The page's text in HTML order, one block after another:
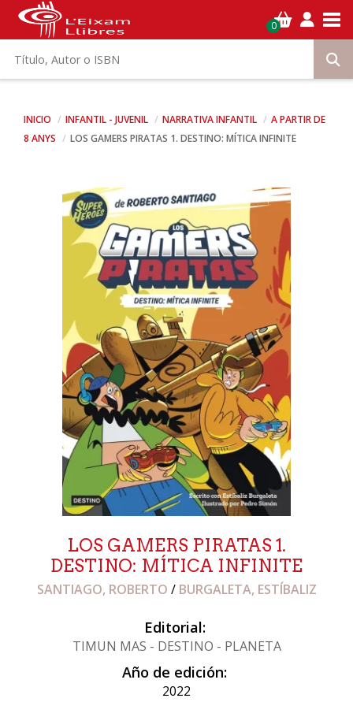
0
INICIO INFANTIL - JUVENIL NARRATIVA INFANTIL
A PARTIR DE
8 ANYS
LOS GAMERS PIRATAS 1. DESTINO: MÍTICA INFINITE
LOS GAMERS PIRATAS 1.
DESTINO: MÍTICA INFINITE
SANTIAGO, ROBERTO / BURGALETA, ESTÍBALIZ
Editorial:
TIMUN MAS - DESTINO - PLANETA
Año de edición:
2022